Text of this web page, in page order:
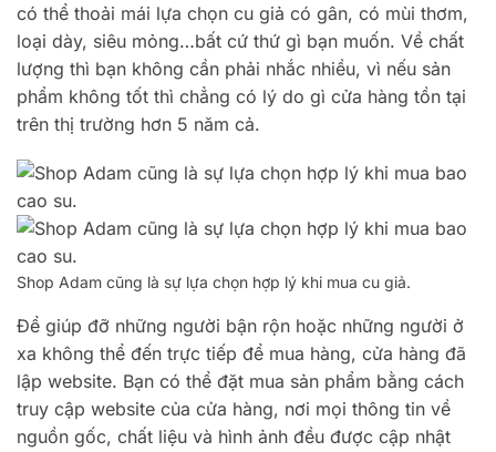
có thể thoải mái lựa chọn cu giả có gân, có mùi thơm,
loại dày, siêu mỏng…bất cứ thứ gì bạn muốn. Về chất
lượng thì bạn không cần phải nhắc nhiều, vì nếu sản
phẩm không tốt thì chẳng có lý do gì cửa hàng tồn tại
trên thị trường hơn 5 năm cả.
Shop Adam cũng là sự lựa chọn hợp lý khi mua cu giả.
Để giúp đỡ những người bận rộn hoặc những người ở
xa không thể đến trực tiếp để mua hàng, cửa hàng đã
lập website. Bạn có thể đặt mua sản phẩm bằng cách
truy cập website của cửa hàng, nơi mọi thông tin về
nguồn gốc, chất liệu và hình ảnh đều được cập nhật